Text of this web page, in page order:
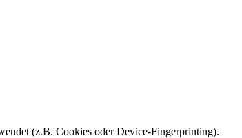
(z.B. Cookies oder Device-Fingerprinting).